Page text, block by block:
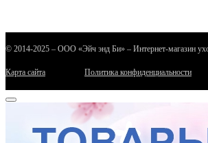
© 2014-2025 – ООО «Эйч энд Би» – Интернет-магазин
Карта сайта Политика конфиденциальности